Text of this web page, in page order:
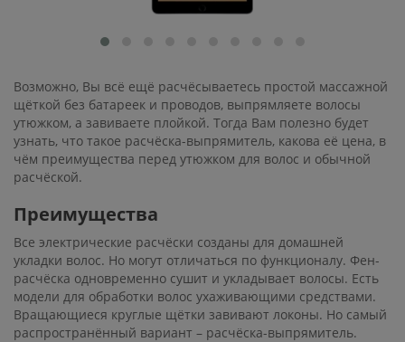
Возможно, Вы всё ещё расчёсываетесь простой массажной
щёткой без батареек и проводов, выпрямляете волосы
утюжком, а завиваете плойкой. Тогда Вам полезно будет
узнать, что такое расчёска-выпрямитель, какова её цена, в
чём преимущества перед утюжком для волос и обычной
расчёской.
Преимущества
Все электрические расчёски созданы для домашней
укладки волос. Но могут отличаться по функционалу. Фен-
расчёска одновременно сушит и укладывает волосы. Есть
модели для обработки волос ухаживающими средствами.
Вращающиеся круглые щётки завивают локоны. Но самый
распространённый вариант – расчёска-выпрямитель.